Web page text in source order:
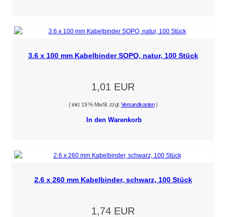
3.6 x 100 mm Kabelbinder SOPO, natur, 100 Stück
1,01 EUR
( inkl. 19 % MwSt. zzgl. Versandkosten)
In den Warenkorb
2.6 x 260 mm Kabelbinder, schwarz, 100 Stück
1,74 EUR